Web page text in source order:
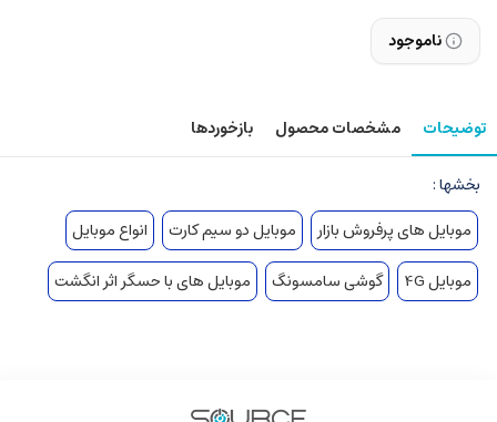
ناموجود
توضیحات مشخصات محصول بازخوردها
بخشها :
موبایل های پرفروش بازار
موبایل دو سیم کارت
انواع موبایل
موبایل 4G
گوشی سامسونگ موبایل های با حسگر اثر انگشت